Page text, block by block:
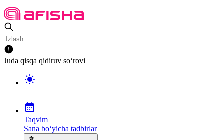
Juda qisqa qidiruv so‘rovi
Taqvim
Sana bo‘yicha tadbirlar